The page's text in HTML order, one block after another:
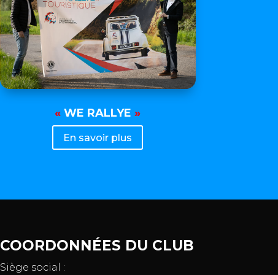
« WE RALLYE»
En savoir plus
COORDONNÉES DU CLUB
Siège social :